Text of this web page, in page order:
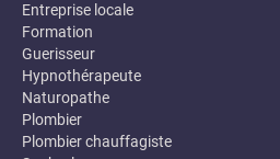
Entreprise locale
Formation
Guerisseur
Hypnothérapeute
Naturopathe
Plombier
Plombier chauffagiste